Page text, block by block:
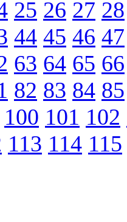
25 26 27 28
44 45 46 47
63 64 65 66
82 83 84 85
100 101 102
113 114 115